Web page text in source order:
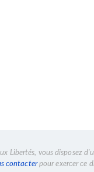
Libertés, vous disposez
contacterpour exercer ce